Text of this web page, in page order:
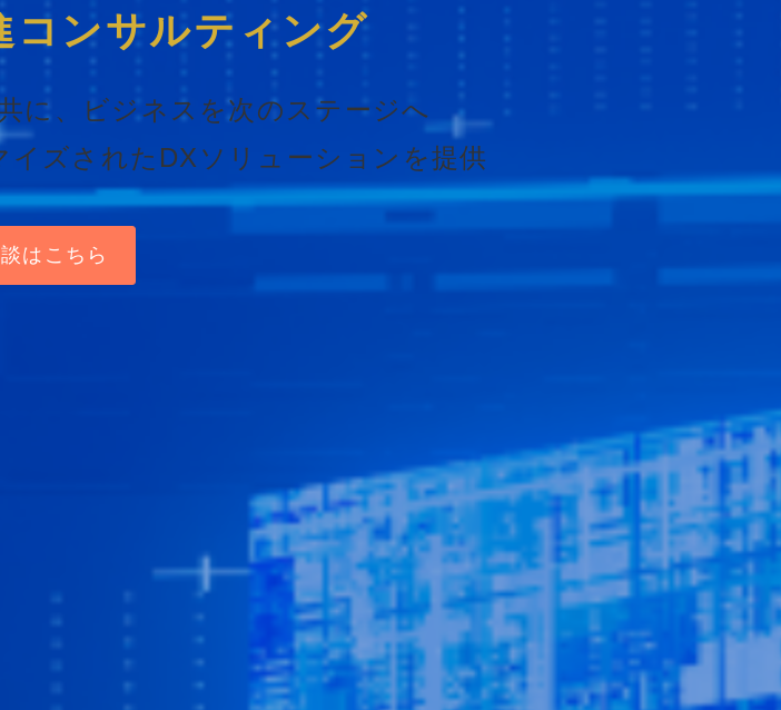
コンサルティング
に、ビジネスを次のステージへ
ズされたDXソリューションを提供
はこちら